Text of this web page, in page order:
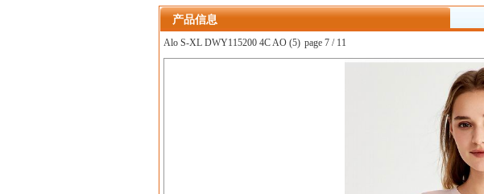
产品信息
Alo S-XL DWY115200 4C AO (5) page 7 / 11
上一张